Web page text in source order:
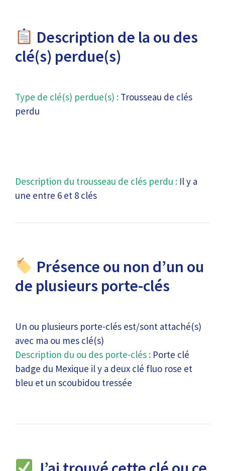
Description de la ou des
clé(s) perdue(s)
Type de clé(s) perdue(s) : Trousseau de clés
perdu
Description du trousseau de clés perdu : Il y a
une entre 6 et 8 clés
Présence ou non d’un ou
de plusieurs porte-clés
Un ou plusieurs porte-clés est/sont attaché(s)
avec ma ou mes clé(s)
Description du ou des porte-clés : Porte clé
badge du Mexique il y a deux clé fluo rose et
bleu et un scoubidou tressée